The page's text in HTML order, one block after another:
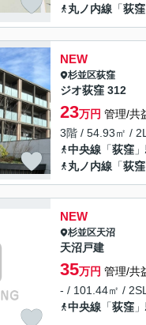
丸ノ内線 「荻窪
NEW
杉並区荻窪
ジオ荻窪 312
23万円 管理/共
3階 / 54.93㎡ /
中央線 「荻窪
丸ノ内線 「荻窪
NEW
杉並区天沼
天沼戸建
35万円 管理/共
- / 101.44㎡ /
中央線 「荻窪